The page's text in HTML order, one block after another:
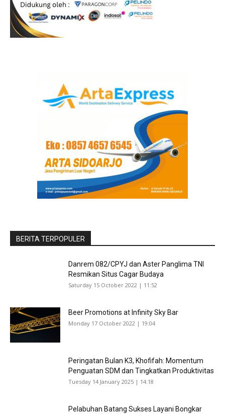
BERITA TERPOPULER
Danrem 082/CPYJ dan Aster Panglima TNI
Resmikan Situs Cagar Budaya
Saturday 15 October 2022 | 11:52
Beer Promotions at Infinity Sky Bar
Monday 17 October 2022 | 19:04
Peringatan Bulan K3, Khofifah: Momentum
Penguatan SDM dan Tingkatkan Produktivitas
Tuesday 14 January 2025 | 14:18
Pelabuhan Batang Sukses Layani Bongkar